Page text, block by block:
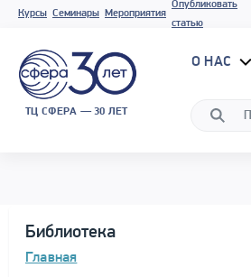
Курсы Семинары Мероприятия
Опубликовать
статью
ТЦ СФЕРА — 30 ЛЕТ
О НАС
Библиотека
Главная